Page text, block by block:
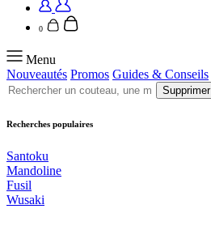
0
Menu
Nouveautés Promos Guides & Conseils
Supprimer
Recherches populaires
Santoku
Mandoline
Fusil
Wusaki